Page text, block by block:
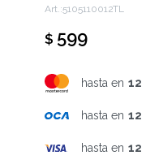
5105110012TL
$ 599
hasta en 12
hasta en 12
hasta en 12